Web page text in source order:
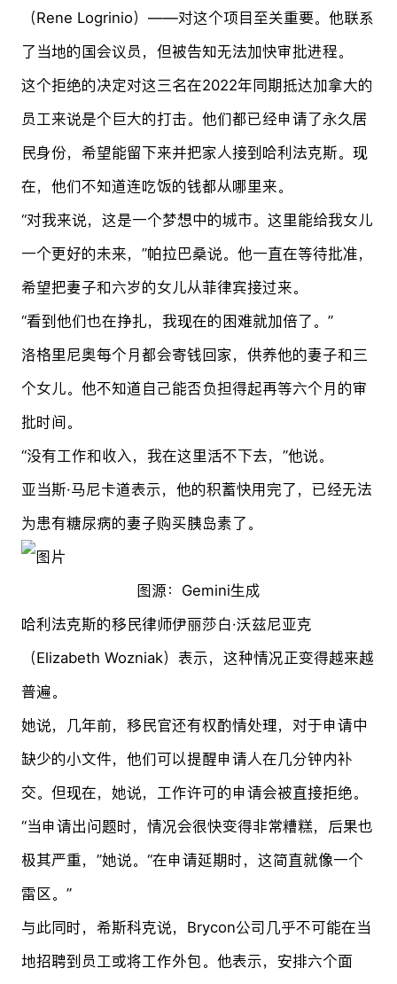
（Rene Logrinio）——对这个项目至关重要。他联系
了当地的国会议员，但被告知无法加快审批进程。
这个拒绝的决定对这三名在2022年同期抵达加拿大的
员工来说是个巨大的打击。他们都已经申请了永久居
民身份，希望能留下来并把家人接到哈利法克斯。现
在，他们不知道连吃饭的钱都从哪里来。
“对我来说，这是一个梦想中的城市。这里能给我女儿
一个更好的未来，”帕拉巴桑说。他一直在等待批准，
希望把妻子和六岁的女儿从菲律宾接过来。
“看到他们也在挣扎，我现在的困难就加倍了。”
洛格里尼奥每个月都会寄钱回家，供养他的妻子和三
个女儿。他不知道自己能否负担得起再等六个月的审
批时间。
“没有工作和收入，我在这里活不下去，”他说。
亚当斯·马尼卡道表示，他的积蓄快用完了，已经无法
为患有糖尿病的妻子购买胰岛素了。
图源：Gemini生成
哈利法克斯的移民律师伊丽莎白·沃兹尼亚克
（Elizabeth Wozniak）表示，这种情况正变得越来越
普遍。
她说，几年前，移民官还有权酌情处理，对于申请中
缺少的小文件，他们可以提醒申请人在几分钟内补
交。但现在，她说，工作许可的申请会被直接拒绝。
“当申请出问题时，情况会很快变得非常糟糕，后果也
极其严重，”她说。“在申请延期时，这简直就像一个
雷区。”
与此同时，希斯科克说，Brycon公司几乎不可能在当
地招聘到员工或将工作外包。他表示，安排六个面